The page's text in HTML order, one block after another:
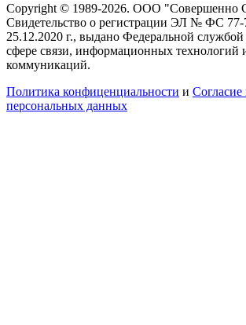
Copyright © 1989-2026. ООО "Совершенно
Свидетельство о регистрации ЭЛ № ФС 77-
25.12.2020 г., выдано Федеральной службой
сфере связи, информационных технологий
коммуникаций.
Политика конфиценциальности и Согласие
персональных данных